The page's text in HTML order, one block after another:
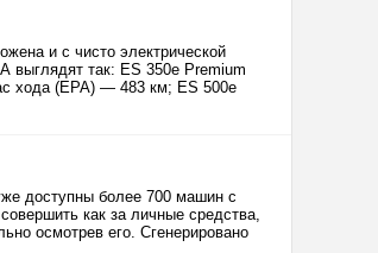
и с чисто электрической
выглядят так: ES 350e Premium
хода (EPA) — 483 км; ES 500e
доступны более 700 машин с
как за личные средства,
осмотрев его. Сгенерировано